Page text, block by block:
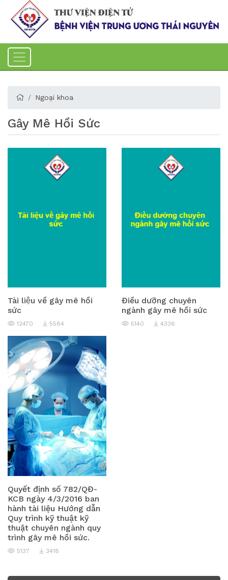
Ngoại khoa
Gây Mê Hồi Sức
Tài liệu về gây mê hồi
sức
12470 5584
Điều dưỡng chuyên
ngành gây mê hồi sức
5140 4336
Quyết định số 782/QĐ-
KCB ngày 4/3/2016 ban
hành tài liệu Hướng dẫn
Quy trình kỹ thuật kỹ
thuật chuyên ngành quy
trình gây mê hồi sức.
5137 3418